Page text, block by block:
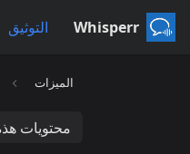
Whisperr التوثيق
الميزات
محتويات